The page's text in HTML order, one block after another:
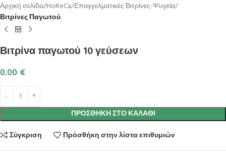
Αρχική σελίδα HoReCa Επαγγελματικές Βιτρίνες-Ψυγεία
Βιτρίνες Παγωτού
Βιτρίνα παγωτού 10 γεύσεων
0.00 €
ΠΡΟΣΘΉΚΗ ΣΤΟ ΚΑΛΆΘΙ
Σύγκριση
Πρόσθήκη στην λίστα επιθυμιών